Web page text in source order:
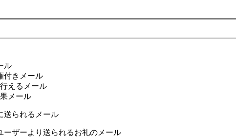
ル
付きメール
行えるメール
メール
送られるメール
ザーより送られるお礼のメール